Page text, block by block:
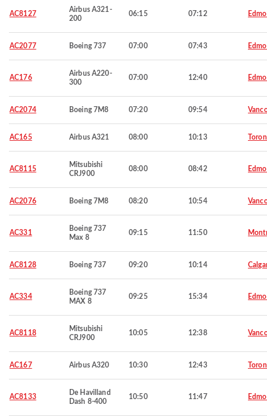
AC8127
Airbus A321-
200
06:15 07:12
AC2077 Boeing 737 07:00 07:43
AC176
Airbus A220-
300
07:00 12:40
AC2074 Boeing 7M8 07:20 09:54
AC165 Airbus A321 08:00 10:13
AC8115
Mitsubishi
CRJ900
08:00 08:42
AC2076 Boeing 7M8 08:20 10:54
AC331
Boeing 737
Max 8
09:15 11:50
AC8128 Boeing 737 09:20 10:14
AC334
Boeing 737
MAX 8
09:25 15:34
AC8118
Mitsubishi
CRJ900
10:05 12:38
AC167 Airbus A320 10:30 12:43
AC8133
De Havilland
Dash 8-400
10:50 11:47